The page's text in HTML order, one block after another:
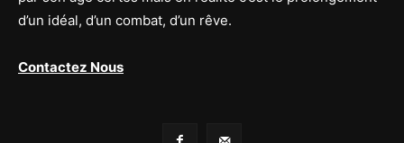
d’un idéal, d’un combat, d’un rêve.
Contactez Nous